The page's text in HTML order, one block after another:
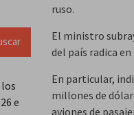
ruso.
El ministro
del país radica
En particular,
millones de
aviones de
e